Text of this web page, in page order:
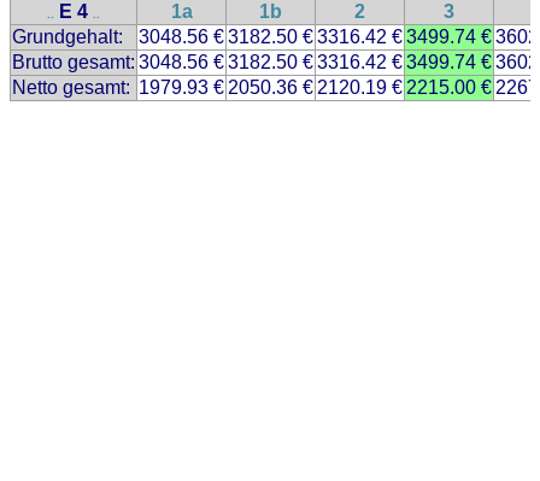
.. E 4 .. 1a 1b 2 3
Grundgehalt:
3048.56 €3182.50 €3316.42 €3499.74 €
Brutto gesamt: 3048.56 €3182.50 €3316.42 €3499.74 €
Netto gesamt: 1979.93 € 2050.36 € 2120.19 € 2215.00 €